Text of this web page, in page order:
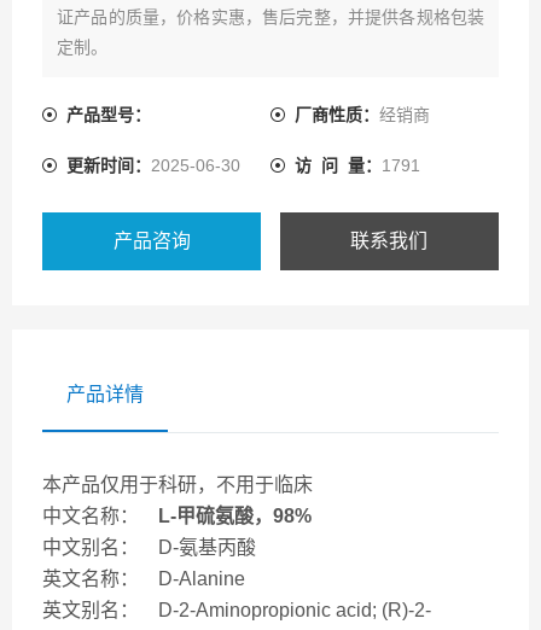
证产品的质量，价格实惠，售后完整，并提供各规格包装
定制。
产品型号： 厂商性质： 经销商
更新时间： 2025-06-30 访 问 量： 1791
产品咨询 联系我们
产品详情
本产品仅用于科研，不用于临床
中文名称：
L-甲硫氨酸，98%
中文别名： D-氨基丙酸
英文名称： D-Alanine
英文别名： D-2-Aminopropionic acid; (R)-2-